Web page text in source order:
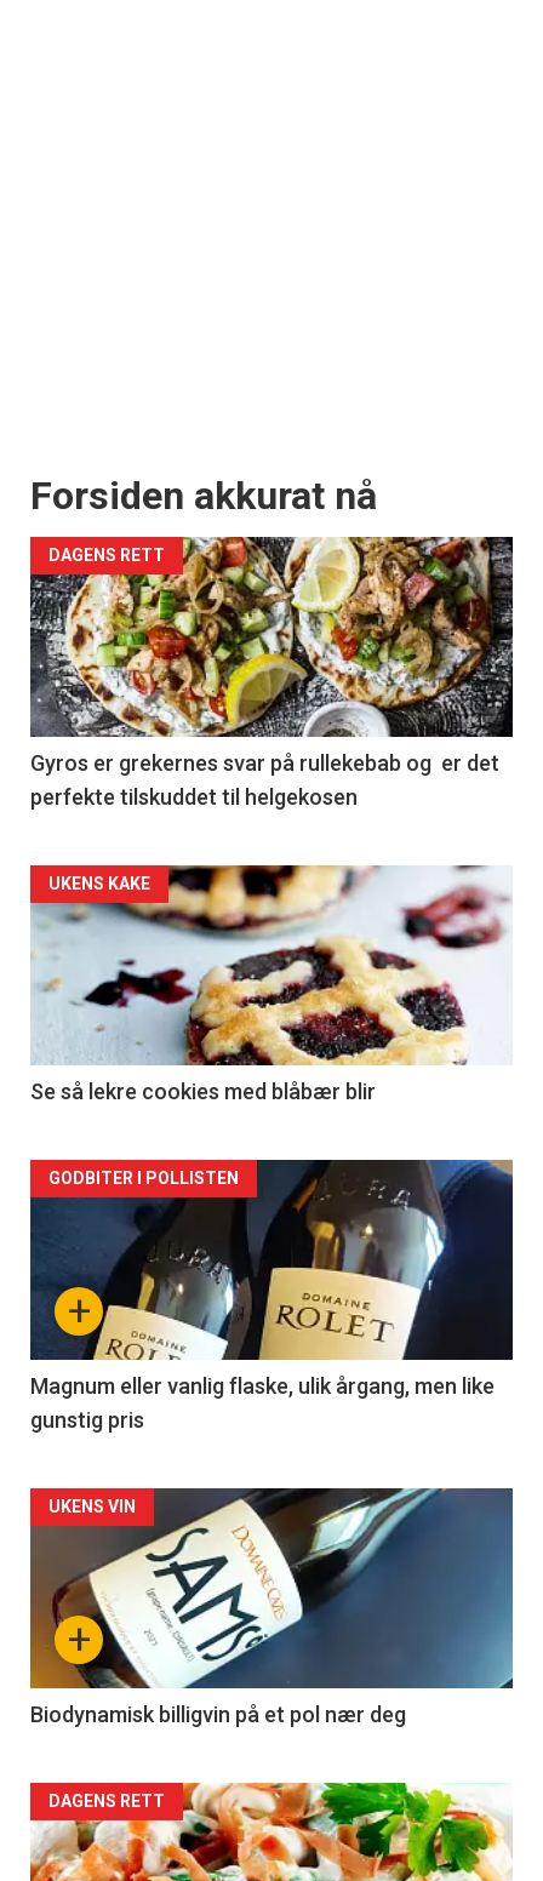
Forsiden akkurat nå
DAGENS RETT
Gyros er grekernes svar på rullekebab og er det
perfekte tilskuddet til helgekosen
Forsiden
akkurat
nå
2
UKENS KAKE
Se så lekre cookies med blåbær blir
Forsiden
akkurat
nå
3
+
GODBITER I POLLISTEN
Magnum eller vanlig flaske, ulik årgang, men like
gunstig pris
Forsiden
akkurat
nå
4
+
UKENS VIN
Biodynamisk billigvin på et pol nær deg
Forsiden
akkurat
DAGENS RETT